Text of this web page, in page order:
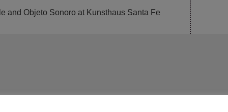
and Objeto Sonoro at Kunsthaus Santa Fe